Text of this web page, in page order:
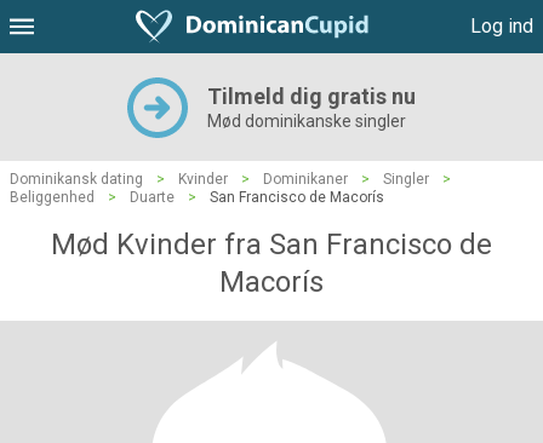
Log ind
Tilmeld dig gratis nu
Mød dominikanske singler
Dominikansk dating > Kvinder > Dominikaner > Singler
>
Beliggenhed
> Duarte > San Francisco de Macorís
Mød Kvinder fra San Francisco de
Macorís